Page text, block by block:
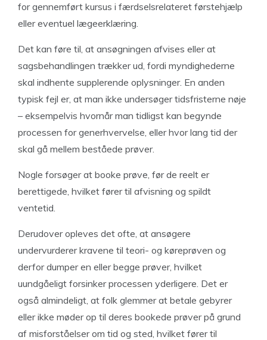
for gennemført kursus i færdselsrelateret førstehjælp
eller eventuel lægeerklæring.
Det kan føre til, at ansøgningen afvises eller at
sagsbehandlingen trækker ud, fordi myndighederne
skal indhente supplerende oplysninger. En anden
typisk fejl er, at man ikke undersøger tidsfristerne nøje
– eksempelvis hvornår man tidligst kan begynde
processen for generhvervelse, eller hvor lang tid der
skal gå mellem beståede prøver.
Nogle forsøger at booke prøve, før de reelt er
berettigede, hvilket fører til afvisning og spildt
ventetid.
Derudover opleves det ofte, at ansøgere
undervurderer kravene til teori- og køreprøven og
derfor dumper en eller begge prøver, hvilket
uundgåeligt forsinker processen yderligere. Det er
også almindeligt, at folk glemmer at betale gebyrer
eller ikke møder op til deres bookede prøver på grund
af misforståelser om tid og sted, hvilket fører til